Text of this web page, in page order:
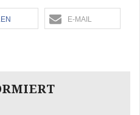
E-MAIL